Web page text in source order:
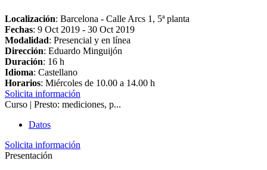
Localización: Barcelona - Calle Arcs 1, 5ª planta
Fechas: 9 Oct 2019 - 30 Oct 2019
Modalidad: Presencial y en línea
Dirección: Eduardo Minguijón
Duración: 16 h
Idioma: Castellano
Horarios: Miércoles de 10.00 a 14.00 h
Solicita información
Curso | Presto: mediciones, p...
Datos
Solicita información
Presentación